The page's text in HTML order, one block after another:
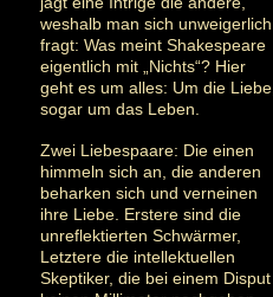
weshalb man sich unweigerlich
fragt: Was meint Shakespeare
eigentlich mit „Nichts“? Hier
geht es um alles: Um die Liebe,
sogar um das Leben.
Zwei Liebespaare: Die einen
himmeln sich an, die anderen
beharken sich und verneinen
ihre Liebe. Erstere sind die
unreflektierten Schwärmer,
Letztere die intellektuellen
Skeptiker, die bei einem Disput